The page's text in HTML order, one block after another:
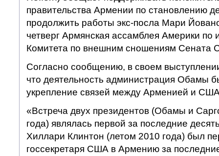
правительства Армении по становлению
продолжить работы экс-посла Мари
четверг Армянская ассамблея Америки по
Комитета по внешним сношениям Сената
Согласно сообщению, в своем
что деятельность администрация Обамы
укрепление связей между Арменией и
«Встреча двух президентов (Обамы и
года) являлась первой за последние
Хиллари Клинтон (летом 2010 года) был
госсекретаря США в Армению за